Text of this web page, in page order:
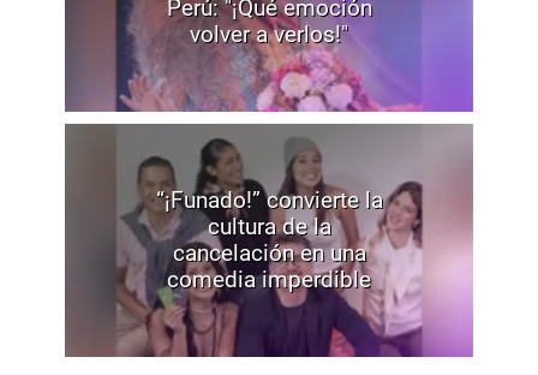
Perú: "¡Qué emoción
volver a verlos!"
“¡Funado!” convierte la
cultura de la
cancelación en una
comedia imperdible